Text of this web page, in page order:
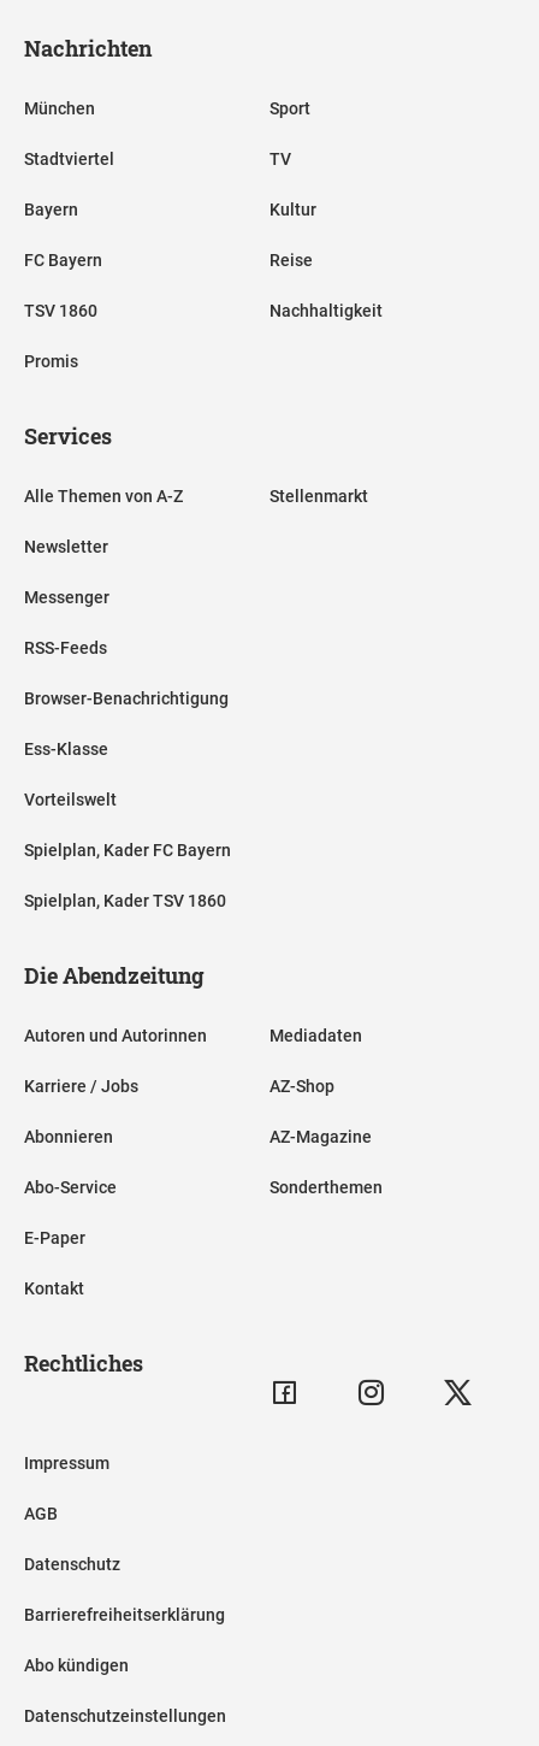
Nachrichten
München
Stadtviertel
Bayern
FC Bayern
TSV 1860
Promis
Sport
TV
Kultur
Reise
Nachhaltigkeit
Services
Alle Themen von A-Z
Newsletter
Messenger
RSS-Feeds
Browser-Benachrichtigung
Ess-Klasse
Vorteilswelt
Spielplan, Kader FC Bayern
Spielplan, Kader TSV 1860
Stellenmarkt
Die Abendzeitung
Autoren und Autorinnen
Karriere / Jobs
Abonnieren
Abo-Service
E-Paper
Kontakt
Mediadaten
AZ-Shop
AZ-Magazine
Sonderthemen
Rechtliches
Impressum
AGB
Datenschutz
Barrierefreiheitserklärung
Abo kündigen
Datenschutzeinstellungen